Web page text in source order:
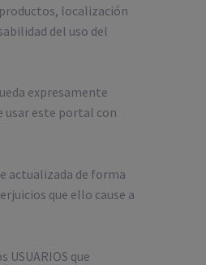
localización
del uso del
expresamente
usar este portal con
actualizada de forma
que ello cause a
que